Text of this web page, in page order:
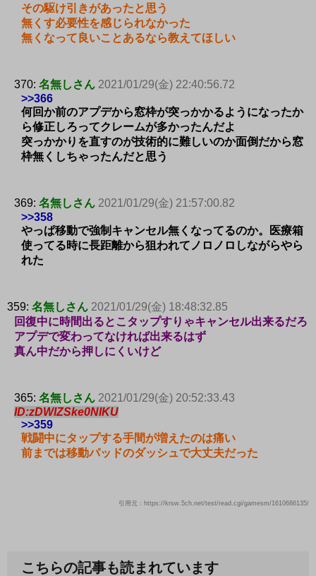
その駆け引きがあったと思う
無くす必要性を感じられなかった
無くなって良いことあるなら教えてほしい
370: 名無しさん 2021/01/29(金) 22:40:56.72
>>366
何回か前のアプデから窓枠が突っかかるようになったか
ら修正しろってクレームが多かったんだよ
突っかかりを直すのが技術的に難しいのか面倒だから窓
枠無くしちゃったんだと思う
369: 名無しさん 2021/01/29(金) 21:57:00.82
>>358
やっぱ移動で強制キャンセル無くなってるのか。医療箱
使ってる時に長距離から狙われてノロノロしながらやら
れた
359: 名無しさん 2021/01/29(金) 18:48:32.85
回復中に時間出るとこタップすりゃキャンセル出来るだろ
アプデで変わってなければ出来るはず
真ん中だから押しにくいけど
365: 名無しさん 2021/01/29(金) 20:52:33.43
ID:zDWIZSke0NIKU
>>359
戦闘中にタップする手間が増えたのは痛い
前までは移動パッドのダッシュで大丈夫だった
引用元：https://krsw.5ch.net/test/read.cgi/gamesm/1610686135/
こちらの記事も読まれています